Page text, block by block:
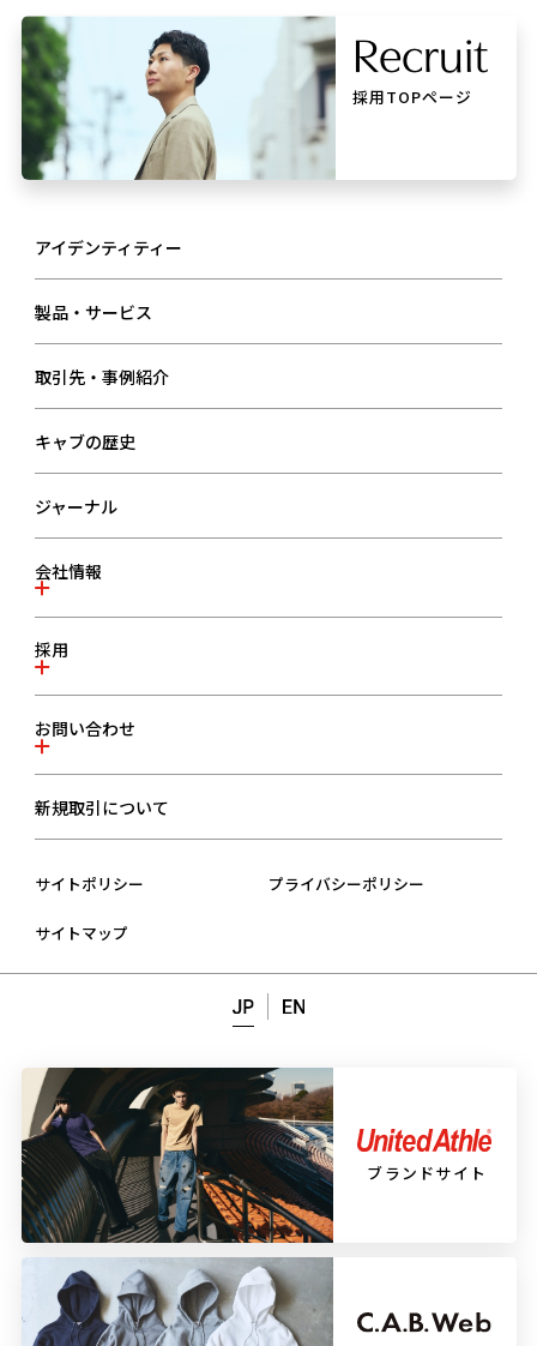
Recruit
Recrui
Recruit
採用TOPページ
アイデンティティー
製品・サービス
取引先・事例紹介
キャブの歴史
ジャーナル
会社情報
会社情報一覧
代表メッセージ・経営目的
沿革
拠点・関係会社一覧
CSR活動
採用
採用TOPページ
採用メッセージ
社員インタビュー
部門横断トークセッション
お問い合わせ
お問い合わせ一覧
総合お問い合わせ
商談の申込み
新規取引について
サイトポリシー プライバシーポリシー
サイトマップ
ブランドサイト